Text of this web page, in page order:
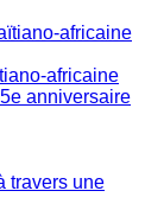
africaine
anniversaire
travers une